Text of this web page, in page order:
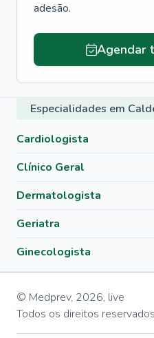
adesão.
Agendar
Especialidades em
Cardiologista
Clínico Geral
Dermatologista
Geriatra
Ginecologista
© Medprev, 2026, live
Todos os direitos reservados